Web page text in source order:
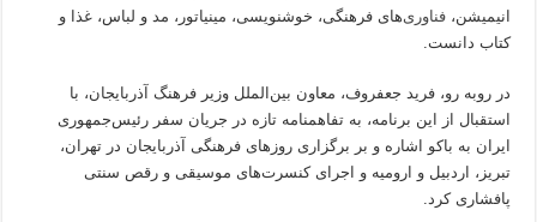
انیمیشن،فناوری‌های فرهنگی، خوشنویسی، مینیاتور، مد و لباس، غذا و
کتاب دانست.
در روبه رو، فرید جعفروف، معاون بین‌الملل وزیر فرهنگ آذربایجان، با
استقبال از این برنامه، به تفاهمنامه تازه در جریان سفر رئیس‌جمهوری
ایران به باکو اشاره و بر برگزاری روزهای فرهنگی آذربایجان در تهران،
تبریز، اردبیل و ارومیه و اجرای کنسرت‌های موسیقی و رقص سنتی
پافشاری کرد.